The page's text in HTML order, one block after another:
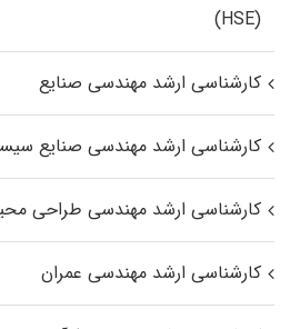
(HSE)
کارشناسی ارشد مهندسی صنایع
کارشناسی ارشد مهندسی صنایع
کارشناسی ارشد مهندسی طراحی
کارشناسی ارشد مهندسی عمران